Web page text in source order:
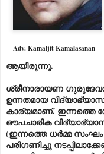
Adv. Kamaljit Kamalasanan
ആയിരുന്നു.
ശ്രീനാരായണ
ഉന്നതമായ
കാര്യമാണ്. ഇന്നത്തെ
ഔപചാരിക
(ഇന്നത്തെ ധർമ്മ സംഘം
പരിഗണിച്ചു